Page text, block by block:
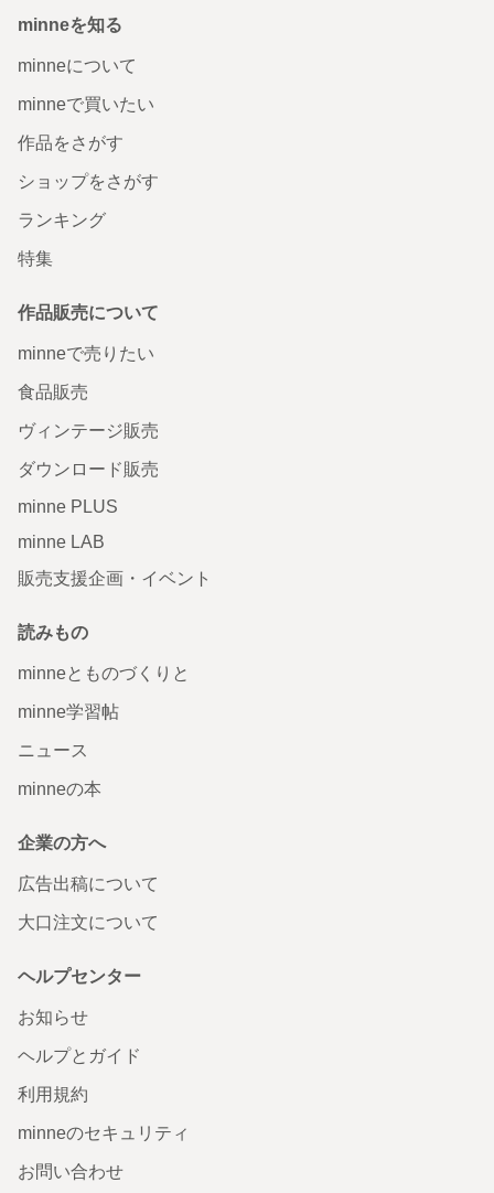
minneを知る
minneについて
minneで買いたい
作品をさがす
ショップをさがす
ランキング
特集
作品販売について
minneで売りたい
食品販売
ヴィンテージ販売
ダウンロード販売
minne PLUS
minne LAB
販売支援企画・イベント
読みもの
minneとものづくりと
minne学習帖
ニュース
minneの本
企業の方へ
広告出稿について
大口注文について
ヘルプセンター
お知らせ
ヘルプとガイド
利用規約
minneのセキュリティ
お問い合わせ